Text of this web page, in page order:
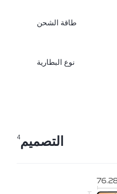
طاقة الشحن
نوع البطارية
التصميم4